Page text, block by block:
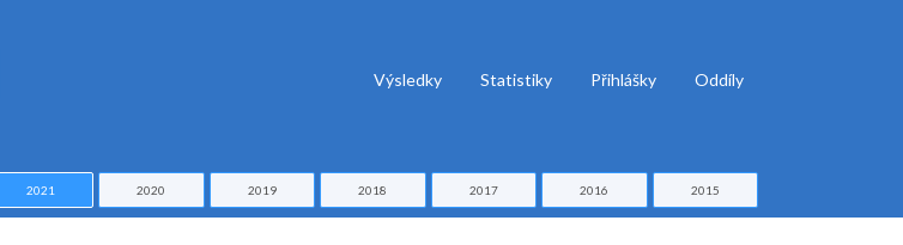
Výsledky Statistiky Přihlášky Oddíly
2021 2020 2019 2018 2017 2016 2015